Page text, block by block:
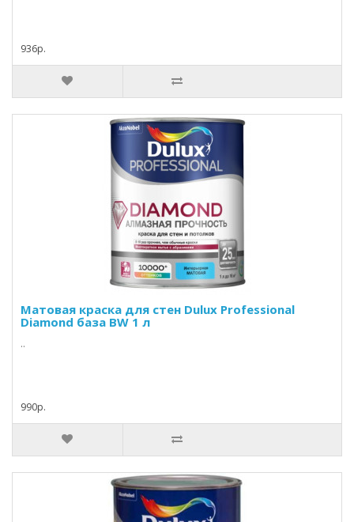
936р.
Матовая краска для стен Dulux Professional
Diamond база BW 1 л
..
990р.